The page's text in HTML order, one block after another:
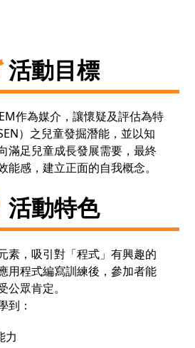
活動目標
作為媒介，讓懷疑及評估為特
）之兒童發掘潛能，並以知
滿足兒童成長發展需要，最終
能感，建立正面的自我概念。
活動特色
素，吸引對「程式」有興趣的
用程式編寫訓練後，參加者能
公眾肯定。
到：
力